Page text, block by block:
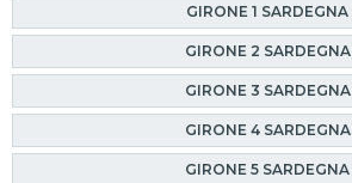
GIRONE 1 SARDEGNA
GIRONE 2 SARDEGNA
GIRONE 3 SARDEGNA
GIRONE 4 SARDEGNA
GIRONE 5 SARDEGNA